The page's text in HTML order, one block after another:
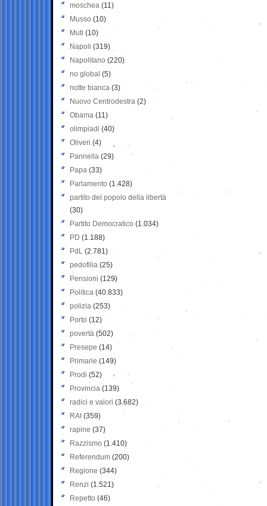
moschea (11)
Musso (10)
Muti (10)
Napoli (319)
Napolitano (220)
no global (5)
notte bianca (3)
Nuovo Centrodestra (2)
Obama (11)
olimpiadi (40)
Oliveri (4)
Pannella (29)
Papa (33)
Parlamento (1.428)
partito del popolo della libertà
(30)
Partito Democratico (1.034)
PD (1.188)
PdL (2.781)
pedofilia (25)
Pensioni (129)
Politica (40.833)
polizia (253)
Porto (12)
povertà (502)
Presepe (14)
Primarie (149)
Prodi (52)
Provincia (139)
radici e valori (3.682)
RAI (359)
rapine (37)
Razzismo (1.410)
Referendum (200)
Regione (344)
Renzi (1.521)
Repetto (46)